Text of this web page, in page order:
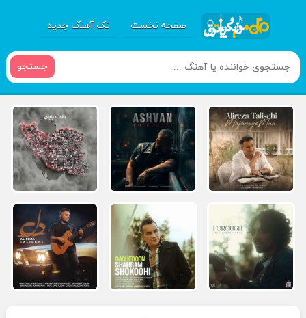
صفحه نخست تک آهنگ جدید
جستجو